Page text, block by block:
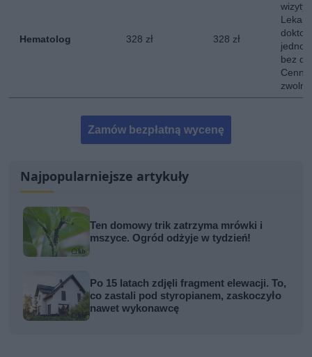
Hematolog 328 zł 328 zł
wizyty
bez
Zamów bezpłatną wycenę
Najpopularniejsze artykuły
Ten domowy trik zatrzyma mrówki i
mszyce. Ogród odżyje w tydzień!
Po 15 latach zdjęli fragment elewacji. To,
co zastali pod styropianem, zaskoczyło
nawet wykonawcę